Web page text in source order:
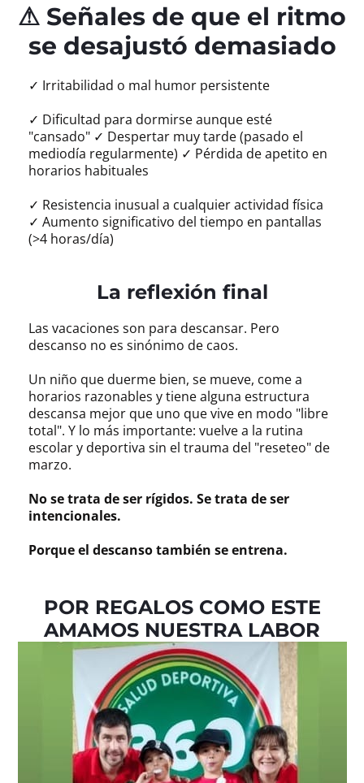
⚠ Señales de que el ritmo
se desajustó demasiado
✓ Irritabilidad o mal humor persistente
✓ Dificultad para dormirse aunque esté
"cansado" ✓ Despertar muy tarde (pasado el
mediodía regularmente) ✓ Pérdida de apetito en
horarios habituales
✓ Resistencia inusual a cualquier actividad física
✓ Aumento significativo del tiempo en pantallas
(>4 horas/día)
La reflexión final
Las vacaciones son para descansar. Pero
descanso no es sinónimo de caos.
Un niño que duerme bien, se mueve, come a
horarios razonables y tiene alguna estructura
descansa mejor que uno que vive en modo "libre
total". Y lo más importante: vuelve a la rutina
escolar y deportiva sin el trauma del "reseteo" de
marzo.
No se trata de ser rígidos. Se trata de ser
intencionales.
Porque el descanso también se entrena.
POR REGALOS COMO ESTE
AMAMOS NUESTRA LABOR